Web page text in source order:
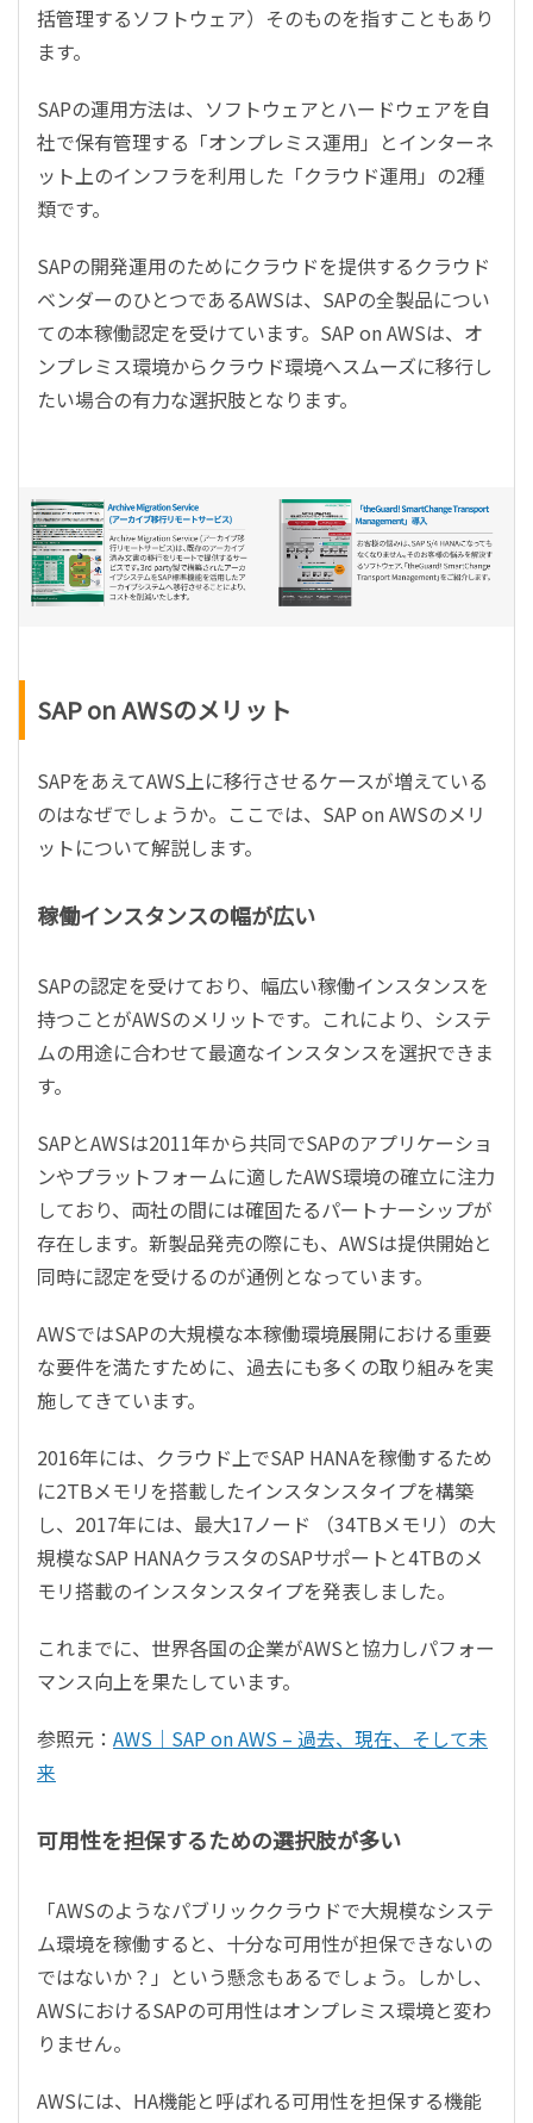
括管理するソフトウェア）そのものを指すこともあり
ます。
SAPの運用方法は、ソフトウェアとハードウェアを自
社で保有管理する「オンプレミス運用」とインターネ
ット上のインフラを利用した「クラウド運用」の2種
類です。
SAPの開発運用のためにクラウドを提供するクラウド
ベンダーのひとつであるAWSは、SAPの全製品につい
ての本稼働認定を受けています。SAP on AWSは、オ
ンプレミス環境からクラウド環境へスムーズに移行し
たい場合の有力な選択肢となります。
SAP on AWSのメリット
SAPをあえてAWS上に移行させるケースが増えている
のはなぜでしょうか。ここでは、SAP on AWSのメリ
ットについて解説します。
稼働インスタンスの幅が広い
SAPの認定を受けており、幅広い稼働インスタンスを
持つことがAWSのメリットです。これにより、システ
ムの用途に合わせて最適なインスタンスを選択できま
す。
SAPとAWSは2011年から共同でSAPのアプリケーショ
ンやプラットフォームに適したAWS環境の確立に注力
しており、両社の間には確固たるパートナーシップが
存在します。新製品発売の際にも、AWSは提供開始と
同時に認定を受けるのが通例となっています。
AWSではSAPの大規模な本稼働環境展開における重要
な要件を満たすために、過去にも多くの取り組みを実
施してきています。
2016年には、クラウド上でSAP HANAを稼働するため
に2TBメモリを搭載したインスタンスタイプを構築
し、2017年には、最大17ノード （34TBメモリ）の大
規模なSAP HANAクラスタのSAPサポートと4TBのメ
モリ搭載のインスタンスタイプを発表しました。
これまでに、世界各国の企業がAWSと協力しパフォー
マンス向上を果たしています。
参照元： AWS｜SAP on AWS – 過去、現在、そして未
来
可用性を担保するための選択肢が多い
「AWSのようなパブリッククラウドで大規模なシステ
ム環境を稼働すると、十分な可用性が担保できないの
ではないか？」という懸念もあるでしょう。しかし、
AWSにおけるSAPの可用性はオンプレミス環境と変わ
りません。
AWSには、HA機能と呼ばれる可用性を担保する機能